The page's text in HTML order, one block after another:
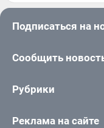
Подписаться на
Сообщить
Рубрики
Реклама на сайте